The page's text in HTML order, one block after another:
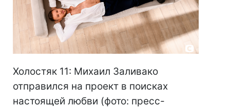
Холостяк 11: Михаил Заливако
отправился на проект в поисках
настоящей любви (фото: пресс-